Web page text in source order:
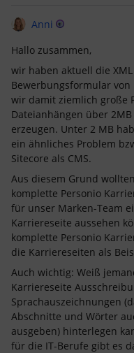
Anni
Hallo zusammen,
wir haben aktuell die
Bewerbungsformular
wir damit ziemlich große
Dateianhängen über
erzeugen. Unter 2 MB
ein ähnliches Problem
Sitecore als CMS.
Aus diesem Grund
komplette Personio
für unser Marken-Team
Karriereseite aussehen
komplette Personio
die Karriereseiten als
Auch wichtig: Weiß
Karriereseite
Sprachauszeichnungen
Abschnitte und Wörter
ausgeben) hinterlegen
für die IT-Berufe gibt es